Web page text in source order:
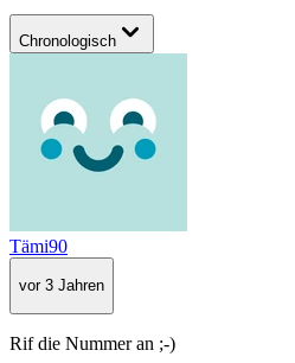
Chronologisch
Tämi90
vor 3 Jahren
Rif die Nummer an ;-)